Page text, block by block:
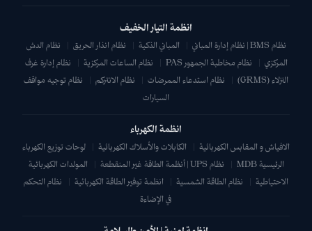
انظمة التيار الخفيف
نظام BMS | نظام إدارة المباني | المباني الذكية | نظام انذار الحريق |
نظام الدش
المركزي | نظام مخاطبة الجمهور PAS | نظام الساعات المركزية |
نظام إدارة غرف
النزلاء (GRMS)
| نظام استدعاء الممرضات | نظام الانتركم |
نظام توجيه مواقف
السيارات
انظمة الكهرباء
الافياش و المقابس الكهربائية | الكابلات والأسلاك الكهربائية |
لوحات توزيع الكهرباء
الرئيسية MDB
| نظام UPS | أنظمة الطاقة غير المنقطعة |
المولدات الكهربائية
الاحتياطية | نظام الطاقة الشمسية | انظمة توفير الطاقة الكهربائية |
نظام التحكم
في الإضاءة